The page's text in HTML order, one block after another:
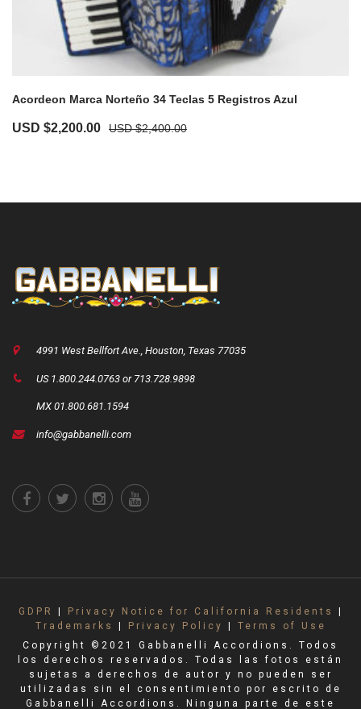
Acordeon Marca Norteño 34 Teclas 5 Registros Azul
USD $2,400.00
Original
$2,400.00.
USD $2,200.00Current
$2,200.00.
4991 West Bellfort Ave., Houston, Texas 77035
US 1.800.244.0763 or 713.728.9898
MX 01.800.681.1594
info@gabbanelli.com
GDPR Privacy Notice for California Residents
Trademarks
Privacy Policy
Terms of Use
Copyright ©2021 Gabbanelli Accordions. Todos
los derechos reservados. Todas las fotos están
sujetas a derechos de autor y no pueden ser
utilizadas sin el consentimiento por escrito de
Gabbanelli Accordions. Ninguna parte de este